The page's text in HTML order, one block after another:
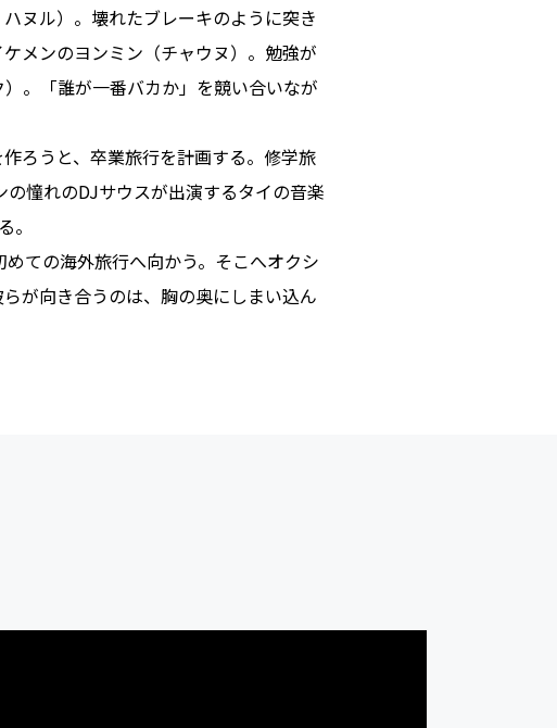
ヌル）。壊れたブレーキのように突き
メンのヨンミン（チャウヌ）。勉強が
。「誰が一番バカか」を競い合いなが
ろうと、卒業旅行を計画する。修学旅
憧れのDJサウスが出演するタイの音楽
。
ての海外旅行へ向かう。そこへオクシ
が向き合うのは、胸の奥にしまい込ん